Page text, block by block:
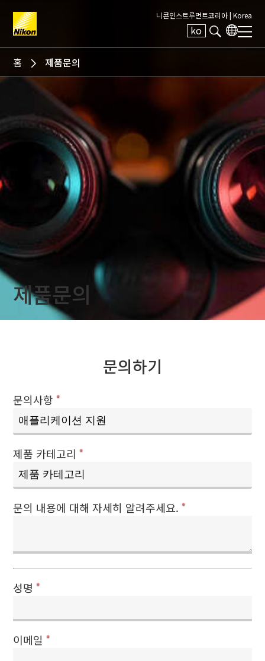
니콘인스트루먼트코리아 | Korea
ko
Search keyword(s)
홈 제품문의
제품문의
문의하기
문의사항*
제품 카테고리*
문의 내용에 대해 자세히 알려주세요.*
성명*
이메일*